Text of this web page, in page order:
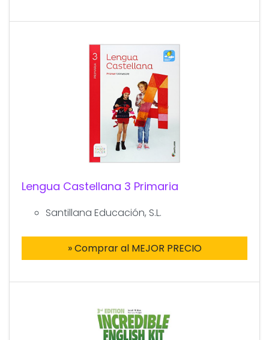
Lengua Castellana 3 Primaria
Santillana Educación, S.L.
» Comprar al MEJOR PRECIO